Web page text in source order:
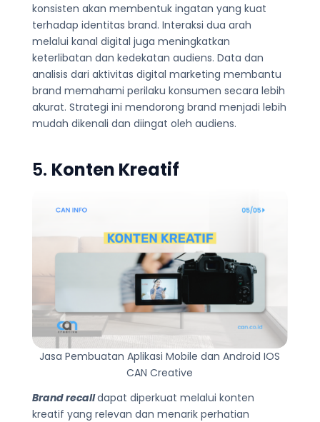
konsisten akan membentuk ingatan yang kuat
terhadap identitas brand. Interaksi dua arah
melalui kanal digital juga meningkatkan
keterlibatan dan kedekatan audiens. Data dan
analisis dari aktivitas digital marketing membantu
brand memahami perilaku konsumen secara lebih
akurat. Strategi ini mendorong brand menjadi lebih
mudah dikenali dan diingat oleh audiens.
5. Konten Kreatif
Jasa Pembuatan Aplikasi Mobile dan Android IOS
CAN Creative
Brand recalldapat diperkuat melalui konten
kreatif yang relevan dan menarik perhatian